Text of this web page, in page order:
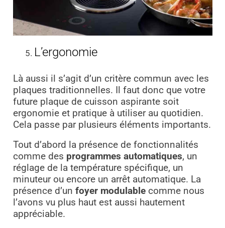
L’ergonomie
Là aussi il s’agit d’un critère commun avec les
plaques traditionnelles. Il faut donc que votre
future plaque de cuisson aspirante soit
ergonomie et pratique à utiliser au quotidien.
Cela passe par plusieurs éléments importants.
Tout d’abord la présence de fonctionnalités
comme des programmes automatiques, un
réglage de la température spécifique, un
minuteur ou encore un arrêt automatique. La
présence d’un foyer modulablecomme nous
l’avons vu plus haut est aussi hautement
appréciable.